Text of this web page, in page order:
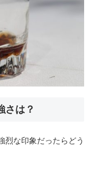
さは？
烈な印象だったらどう